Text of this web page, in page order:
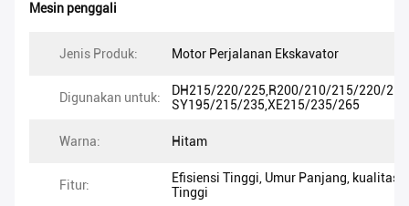
Mesin penggali
Jenis Produk: Motor Perjalanan Ekskavator
Digunakan untuk:
DH215/220/225,R200/210/215/220/
SY195/215/235,XE215/235/265
Warna: Hitam
Fitur:
Efisiensi Tinggi, Umur Panjang, kualitas
Tinggi